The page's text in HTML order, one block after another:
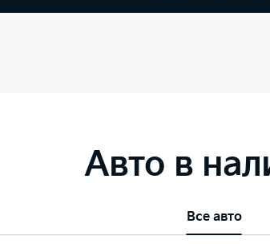
Авто в
Все авто